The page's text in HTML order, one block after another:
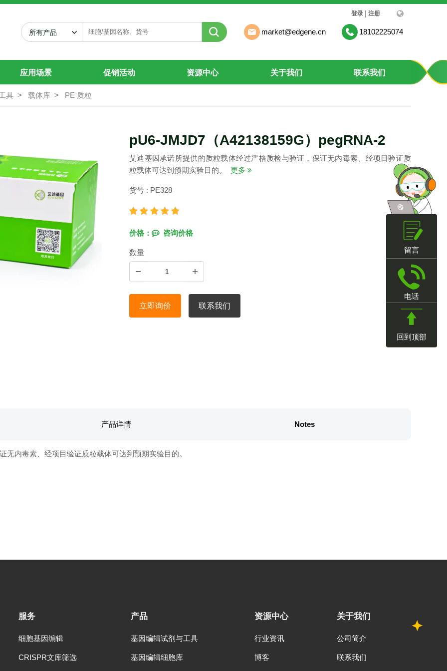
所有产品 market@edgene.cn 18102225074
登录 | 注册
应用场景 促销活动 资源中心 关于我们 联系我们
具 载体库 PE 质粒
pU6-JMJD7（A42138159G）pegRNA-2
艾迪基因承诺所提供的质粒载体经过严格质检与验证，保证无内毒素、经项目验证质
粒载体可达到预期实验目的。
更多
货号 : PE328
价格： 咨询价格
数量
立即询价 联系我们
产品详情 Notes
内毒素、经项目验证质粒载体可达到预期实验目的。
留言
电话
回到顶部
服务
细胞基因编辑
CRISPR文库筛选
产品
基因编辑试剂与工具
基因编辑细胞库
资源中心
行业资讯
博客
关于我们
公司简介
联系我们